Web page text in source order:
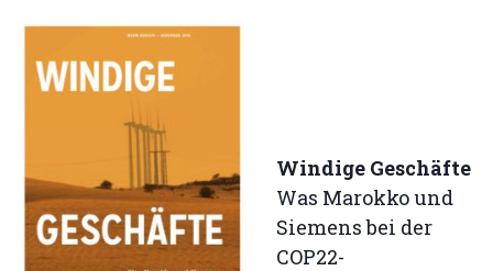
Windige Geschäfte
Was Marokko und
Siemens bei der
COP22-